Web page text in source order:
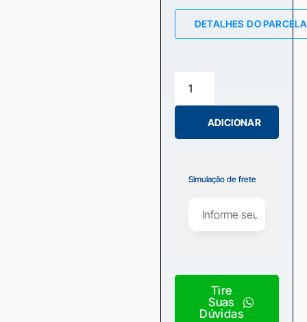
DETALHES DO
ADICIONAR
Simulação de frete
Tire
Suas
Dúvidas